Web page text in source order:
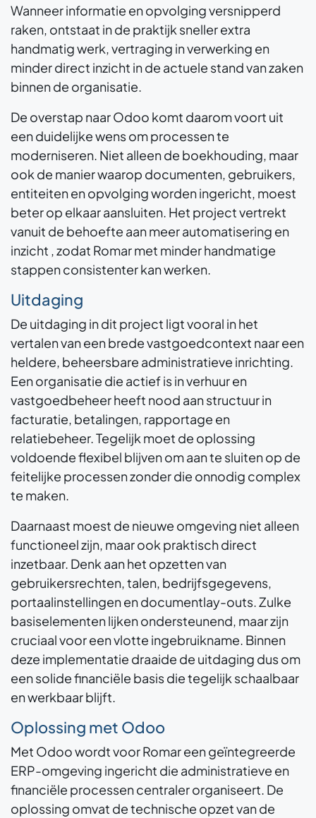
Wanneer informatie en opvolging versnipperd
raken, ontstaat in de praktijk sneller extra
handmatig werk, vertraging in verwerking en
minder direct inzicht in de actuele stand van zaken
binnen de organisatie.
De overstap naar Odoo komt daarom voort uit
een duidelijke wens om processen te
moderniseren. Niet alleen de boekhouding, maar
ook de manier waarop documenten, gebruikers,
entiteiten en opvolging worden ingericht, moest
beter op elkaar aansluiten. Het project vertrekt
vanuit de behoefte aan meer automatisering en
inzicht , zodat Romar met minder handmatige
stappen consistenter kan werken.
Uitdaging
De uitdaging in dit project ligt vooral in het
vertalen van een brede vastgoedcontext naar een
heldere, beheersbare administratieve inrichting.
Een organisatie die actief is in verhuur en
vastgoedbeheer heeft nood aan structuur in
facturatie, betalingen, rapportage en
relatiebeheer. Tegelijk moet de oplossing
voldoende flexibel blijven om aan te sluiten op de
feitelijke processen zonder die onnodig complex
te maken.
Daarnaast moest de nieuwe omgeving niet alleen
functioneel zijn, maar ook praktisch direct
inzetbaar. Denk aan het opzetten van
gebruikersrechten, talen, bedrijfsgegevens,
portaalinstellingen en documentlay-outs. Zulke
basiselementen lijken ondersteunend, maar zijn
cruciaal voor een vlotte ingebruikname. Binnen
deze implementatie draaide de uitdaging dus om
een solide financiële basis die tegelijk schaalbaar
en werkbaar blijft.
Oplossing met Odoo
Met Odoo wordt voor Romar een geïntegreerde
ERP-omgeving ingericht die administratieve en
financiële processen centraler organiseert. De
oplossing omvat de technische opzet van de